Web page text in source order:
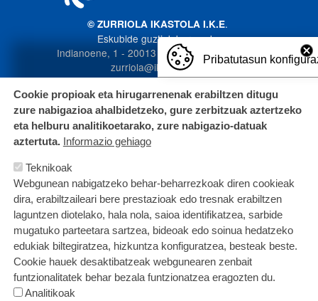
© ZURRIOLA IKASTOLA I.K.E.
Eskubide guztiak bere esku
Indianoene, 1 - 20013 Donostia. 943 272 587
zurriola@ikastola.eus
Pribatutasun
Cookie propioak eta hirugarrenenak erabiltzen ditugu
zure nabigazioa ahalbidetzeko, gure zerbitzuak aztertzeko
eta helburu analitikoetarako, zure nabigazio-datuak
aztertuta. Informazio gehiago
Teknikoak
Webgunean nabigatzeko behar-beharrezkoak diren cookieak
dira, erabiltzaileari bere prestazioak edo tresnak erabiltzen
laguntzen diotelako, hala nola, saioa identifikatzea, sarbide
mugatuko parteetara sartzea, bideoak edo soinua hedatzeko
edukiak biltegiratzea, hizkuntza konfiguratzea, besteak beste.
Cookie hauek desaktibatzeak webgunearen zenbait
funtzionalitatek behar bezala funtzionatzea eragozten du.
Analitikoak